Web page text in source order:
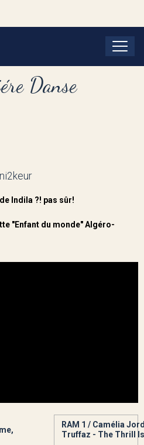
Danse
Indila ?! pas sûr!
"Enfant du monde" Algéro-
RAM 1 / Camélia
Truffaz - The Thrill